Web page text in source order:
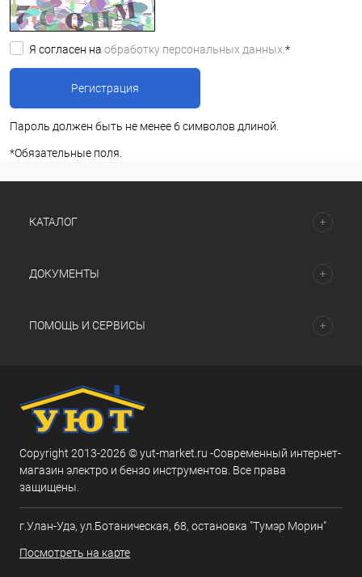
Я согласен на обработку персональных данных. *
Пароль должен быть не менее 6 символов длиной.
*Обязательные поля.
КАТАЛОГ
ДОКУМЕНТЫ
ПОМОЩЬ И СЕРВИСЫ
Copyright 2013-2026 © yut-market.ru -Современный интернет-
магазин электро и бензо инструментов. Все права
защищены.
г.Улан-Удэ, ул.Ботаническая, 68, остановка "Тумэр Морин"
Посмотреть на карте